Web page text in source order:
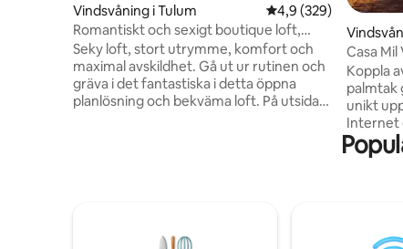
Vindsvåning i Tulum 4,9 av 5 i
4,9 (329)
Romantiskt och sexigt boutique loft,
privat jacuzzi
Seky loft, stort utrymme, komfort och
maximal avskildhet. Gå ut ur rutinen och
gräva i det fantastiska i detta öppna
planlösning och bekväma loft. På utsidan
av mikroorganism, inklusive Covid-19.
do
Casa
och
Koppla
palmtak
unikt
Internet
Modernt
den